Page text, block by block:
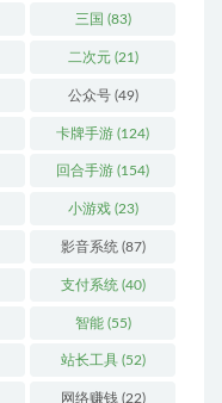
三国 (83)
二次元(21)
公众号(49)
卡牌手游 (124)
回合手游 (154)
小游戏(23)
影音系统 (87)
支付系统 (40)
智能(55)
站长工具(52)
网络赚钱(22)